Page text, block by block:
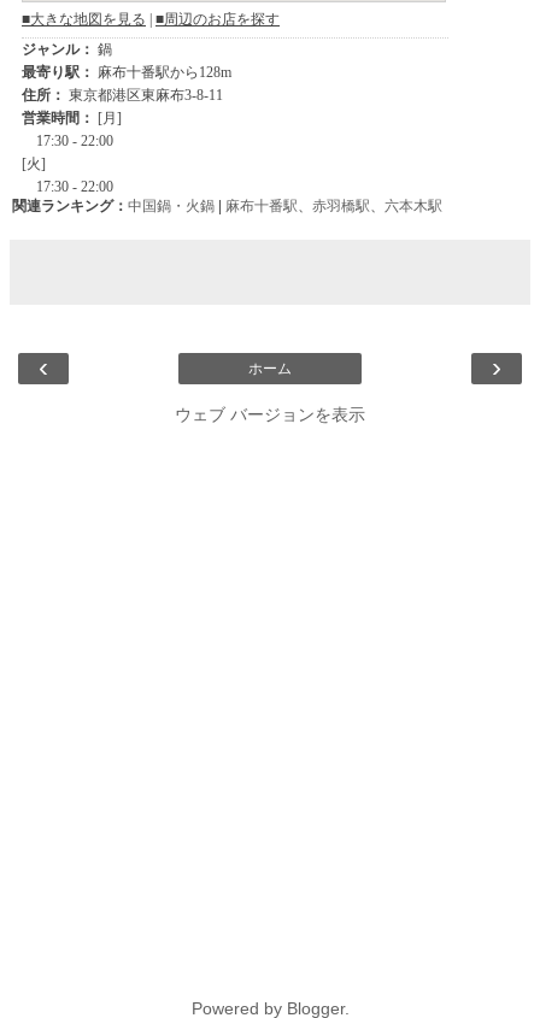
関連ランキング： 中国鍋・火鍋 | 麻布十番駅、 赤羽橋駅、 六本木駅
‹ ›
ホーム
ウェブ バージョンを表示
Powered by Blogger.